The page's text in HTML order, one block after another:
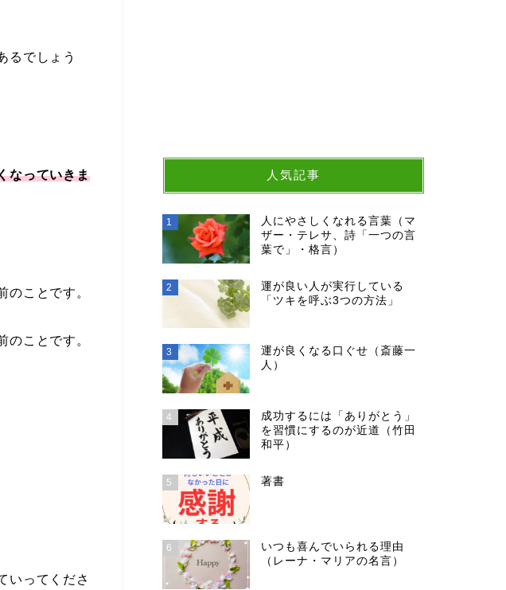
るでしょう
なっていきま
のことです。
のことです。
いってくださ
人気記事
1
人にやさしくなれる言葉（マ
ザー・テレサ、詩「一つの言
葉で」・格言）
2
運が良い人が実行している
「ツキを呼ぶ3つの方法」
3
運が良くなる口ぐせ（斎藤一
人）
4
成功するには「ありがとう」
を習慣にするのが近道（竹田
和平）
5 著書
6
いつも喜んでいられる理由
（レーナ・マリアの名言）